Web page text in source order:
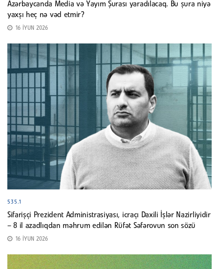
Azərbaycanda Media və Yayım Şurası yaradılacaq. Bu şura niyə
yaxşı heç nə vəd etmir?
16 İYUN 2026
535.1
Sifarişçi Prezident Administrasiyası, icraçı Daxili İşlər Nazirliyidir
– 8 il azadlıqdan məhrum edilən Rüfət Səfərovun son sözü
16 İYUN 2026